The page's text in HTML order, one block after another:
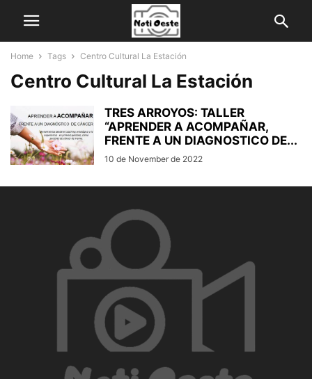
Home Tags Centro Cultural La Estación
Centro Cultural La Estación
TRES ARROYOS: TALLER
“APRENDER A ACOMPAÑAR,
FRENTE A UN DIAGNOSTICO DE...
10 de November de 2022